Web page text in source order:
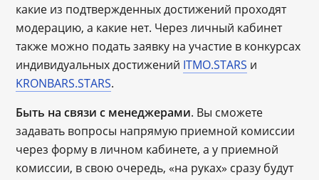
какие из подтвержденных достижений проходят
модерацию, а какие нет. Через личный кабинет
также можно подать заявку на участие в конкурсах
индивидуальных достижений ITMO.STARS и
KRONBARS.STARS.
Быть на связи с менеджерами. Вы сможете
задавать вопросы напрямую приемной комиссии
через форму в личном кабинете, а у приемной
комиссии, в свою очередь, «на руках» сразу будут